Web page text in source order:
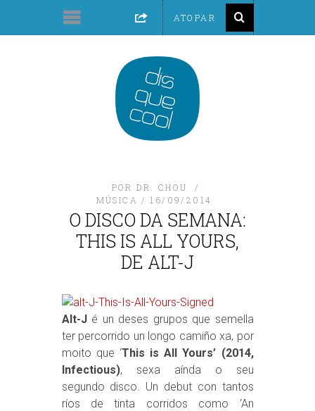
POR DR. CHOU
MÚSICA
16/09/2014
O DISCO DA SEMANA:
THIS IS ALL YOURS,
DE ALT-J
Alt-Jé un deses grupos que semella
ter percorrido un longo camiño xa, por
moito que ‘This is All Yours’ (2014,
Infectious), sexa aínda o seu
segundo disco. Un debut con tantos
ríos de tinta corridos como ‘An